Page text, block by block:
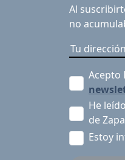
Al
no
Acepto
He
de
Estoy